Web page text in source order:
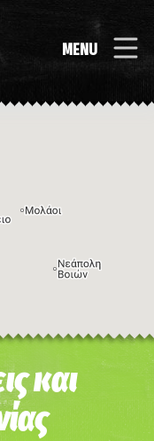
MENU
σε πνευματικά δικαιώματα Όροι
και